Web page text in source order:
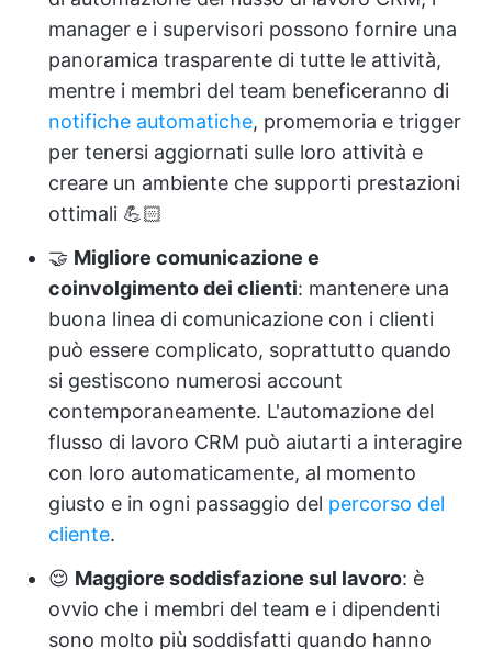
manager e i supervisori possono fornire una
panoramica trasparente di tutte le attività,
mentre i membri del team beneficeranno di
notifiche automatiche, promemoria e trigger
per tenersi aggiornati sulle loro attività e
creare un ambiente che supporti prestazioni
ottimali 💪🏻
🤝 Migliore comunicazione e
coinvolgimento dei clienti: mantenere una
buona linea di comunicazione con i clienti
può essere complicato, soprattutto quando
si gestiscono numerosi account
contemporaneamente. L'automazione del
flusso di lavoro CRM può aiutarti a interagire
con loro automaticamente, al momento
giusto e in ogni passaggio del percorso del
cliente.
😌 Maggiore soddisfazione sul lavoro: è
ovvio che i membri del team e i dipendenti
sono molto più soddisfatti quando hanno